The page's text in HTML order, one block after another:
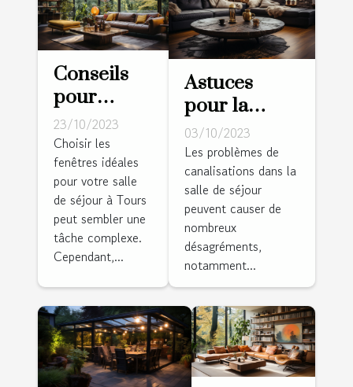
Conseils
pour
choisir les
fenêtres
idéales
pour votre
salle de
séjour à
Tours
23/10/2023
Choisir les
fenêtres idéales
pour votre salle
de séjour à Tours
peut sembler une
tâche complexe.
Cependant,...
Astuces
pour la
prévention
des
problèmes
de
canalisations
dans la salle
de séjour
03/10/2023
Les problèmes de
canalisations dans la
salle de séjour
peuvent causer de
nombreux
désagréments,
notamment...